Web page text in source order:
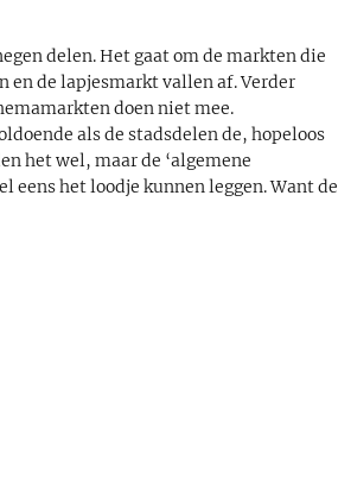
delen. Het gaat om de markten die
en de lapjesmarkt vallen af. Verder
doen niet mee.
als de stadsdelen de, hopeloos
het wel, maar de ‘algemene
eens het loodje kunnen leggen. Want de